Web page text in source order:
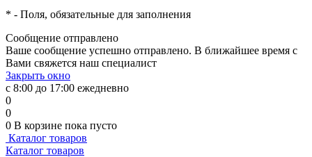
* - Поля, обязательные для заполнения
Сообщение отправлено
Ваше сообщение успешно отправлено. В ближайшее время с
Вами свяжется наш специалист
Закрыть окно
с 8:00 до 17:00 ежедневно
0
0
0 В корзине пока пусто
Каталог товаров
Каталог товаров